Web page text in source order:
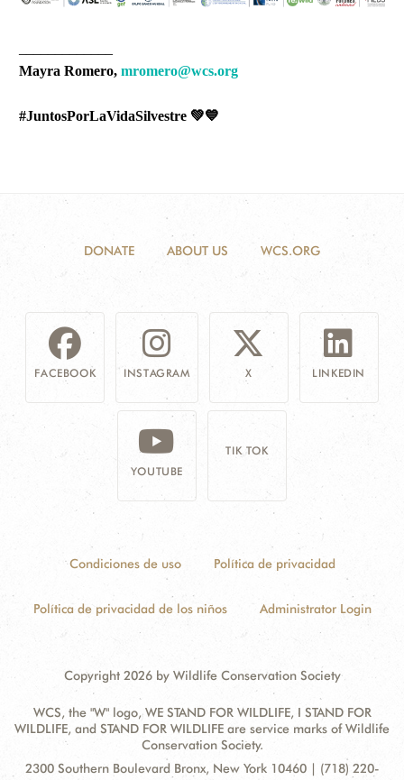
Mayra Romero, mromero@wcs.org
#JuntosPorLaVidaSilvestre 💚💙
DONATE ABOUT US WCS.ORG
FACEBOOK INSTAGRAM X LINKEDIN
YOUTUBE
TIK TOK
Condiciones de uso Política de privacidad
Política de privacidad de los niños Administrator Login
Copyright 2026 by Wildlife Conservation Society
WCS, the "W" logo, WE STAND FOR WILDLIFE, I STAND FOR
WILDLIFE, and STAND FOR WILDLIFE are service marks of Wildlife
Conservation Society.
Contact
Address:
2300 Southern Boulevard Bronx, New York 10460 | (718) 220-